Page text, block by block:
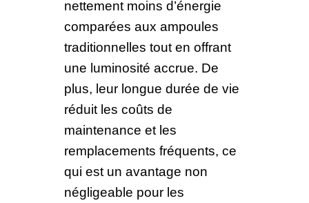
nettement moins d’énergie
comparées aux ampoules
traditionnelles tout en offrant
une luminosité accrue. De
plus, leur longue durée de vie
réduit les coûts de
maintenance et les
remplacements fréquents, ce
qui est un avantage non
négligeable pour les